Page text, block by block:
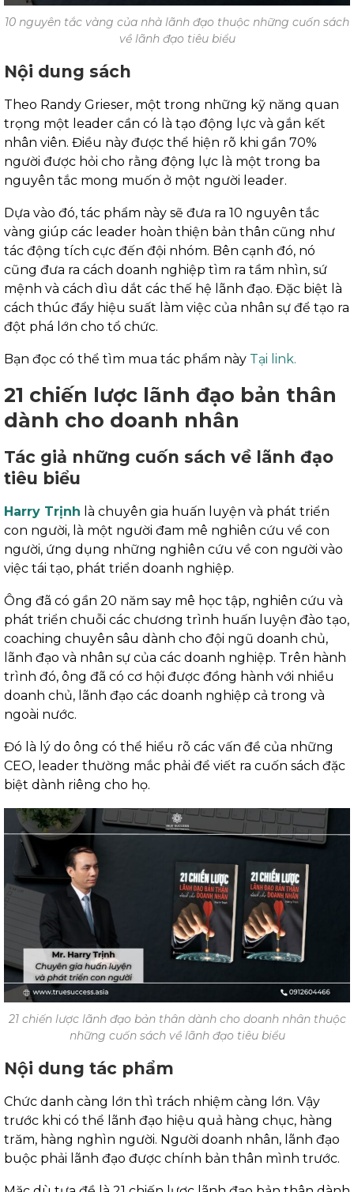
10 nguyên tắc vàng của nhà lãnh đạo thuộc những cuốn sách
về lãnh đạo tiêu biểu
Nội dung sách
Theo Randy Grieser, một trong những kỹ năng quan
trọng một leader cần có là tạo động lực và gắn kết
nhân viên. Điều này được thể hiện rõ khi gần 70%
người được hỏi cho rằng động lực là một trong ba
nguyên tắc mong muốn ở một người leader.
Dựa vào đó, tác phẩm này sẽ đưa ra 10 nguyên tắc
vàng giúp các leader hoàn thiện bản thân cũng như
tác động tích cực đến đội nhóm. Bên cạnh đó, nó
cũng đưa ra cách doanh nghiệp tìm ra tầm nhìn, sứ
mệnh và cách dìu dắt các thế hệ lãnh đạo. Đặc biệt là
cách thúc đẩy hiệu suất làm việc của nhân sự để tạo ra
đột phá lớn cho tổ chức.
Bạn đọc có thể tìm mua tác phẩm này Tại link.
21 chiến lược lãnh đạo bản thân
dành cho doanh nhân
Tác giả những cuốn sách về lãnh đạo
tiêu biểu
Harry Trịnh là chuyên gia huấn luyện và phát triển
con người, là một người đam mê nghiên cứu về con
người, ứng dụng những nghiên cứu về con người vào
việc tái tạo, phát triển doanh nghiệp.
Ông đã có gần 20 năm say mê học tập, nghiên cứu và
phát triển chuỗi các chương trình huấn luyện đào tạo,
coaching chuyên sâu dành cho đội ngũ doanh chủ,
lãnh đạo và nhân sự của các doanh nghiệp. Trên hành
trình đó, ông đã có cơ hội được đồng hành với nhiều
doanh chủ, lãnh đạo các doanh nghiệp cả trong và
ngoài nước.
Đó là lý do ông có thể hiểu rõ các vấn đề của những
CEO, leader thường mắc phải để viết ra cuốn sách đặc
biệt dành riêng cho họ.
21 chiến lược lãnh đạo bản thân dành cho doanh nhân thuộc
những cuốn sách về lãnh đạo tiêu biểu
Nội dung tác phẩm
Chức danh càng lớn thì trách nhiệm càng lớn. Vậy
trước khi có thể lãnh đạo hiệu quả hàng chục, hàng
trăm, hàng nghìn người. Người doanh nhân, lãnh đạo
buộc phải lãnh đạo được chính bản thân mình trước.